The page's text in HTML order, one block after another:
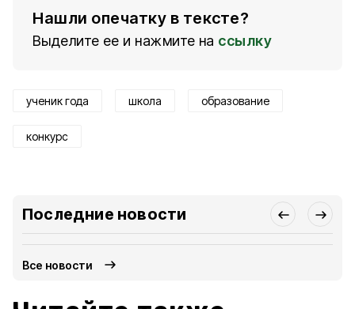
Нашли опечатку в тексте?
Выделите ее и нажмите на ссылку
ученик года школа образование
конкурс
Последние новости
Все новости